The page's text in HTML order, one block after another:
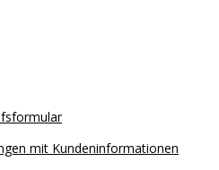
mit Kundeninformationen